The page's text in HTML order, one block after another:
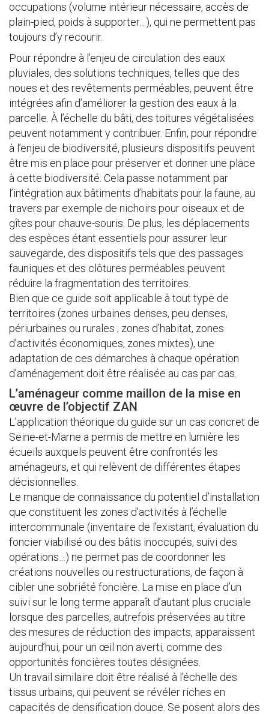
occupations (volume intérieur nécessaire, accès de
plain-pied, poids à supporter…), qui ne permettent pas
toujours d’y recourir.
Pour répondre à l’enjeu de circulation des eaux
pluviales, des solutions techniques, telles que des
noues et des revêtements perméables, peuvent être
intégrées afin d’améliorer la gestion des eaux à la
parcelle. À l’échelle du bâti, des toitures végétalisées
peuvent notamment y contribuer. Enfin, pour répondre
à l’enjeu de biodiversité, plusieurs dispositifs peuvent
être mis en place pour préserver et donner une place
à cette biodiversité. Cela passe notamment par
l’intégration aux bâtiments d’habitats pour la faune, au
travers par exemple de nichoirs pour oiseaux et de
gîtes pour chauve-souris. De plus, les déplacements
des espèces étant essentiels pour assurer leur
sauvegarde, des dispositifs tels que des passages
fauniques et des clôtures perméables peuvent
réduire la fragmentation des territoires.
Bien que ce guide soit applicable à tout type de
territoires (zones urbaines denses, peu denses,
périurbaines ou rurales ; zones d’habitat, zones
d’activités économiques, zones mixtes), une
adaptation de ces démarches à chaque opération
d’aménagement doit être réalisée au cas par cas.
L’aménageur comme maillon de la mise en
œuvre de l’objectif ZAN
L’application théorique du guide sur un cas concret de
Seine-et-Marne a permis de mettre en lumière les
écueils auxquels peuvent être confrontés les
aménageurs, et qui relèvent de différentes étapes
décisionnelles.
Le manque de connaissance du potentiel d’installation
que constituent les zones d’activités à l’échelle
intercommunale (inventaire de l’existant, évaluation du
foncier viabilisé ou des bâtis inoccupés, suivi des
opérations…) ne permet pas de coordonner les
créations nouvelles ou restructurations, de façon à
cibler une sobriété foncière. La mise en place d’un
suivi sur le long terme apparaît d’autant plus cruciale
lorsque des parcelles, autrefois préservées au titre
des mesures de réduction des impacts, apparaissent
aujourd’hui, pour un œil non averti, comme des
opportunités foncières toutes désignées.
Un travail similaire doit être réalisé à l’échelle des
tissus urbains, qui peuvent se révéler riches en
capacités de densification douce. Se posent alors des